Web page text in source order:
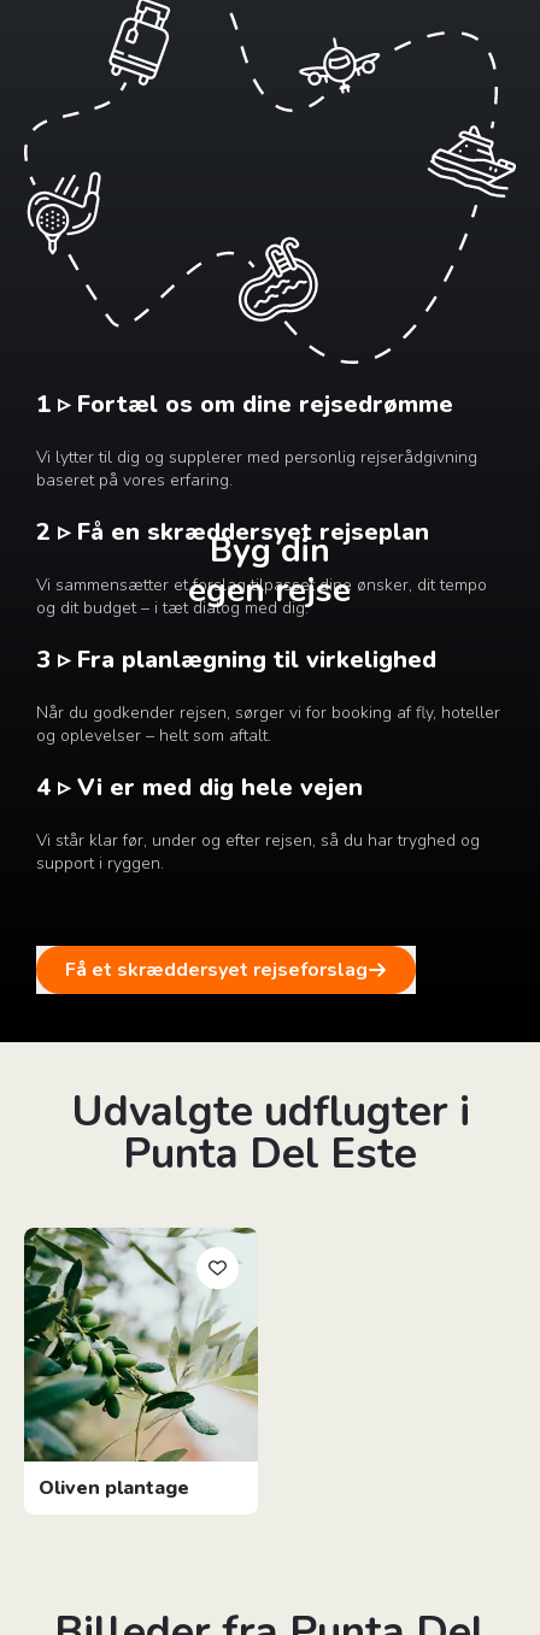
Byg din
egen rejse
1 ▹ Fortæl os om dine rejsedrømme
Vi lytter til dig og supplerer med personlig rejserådgivning
baseret på vores erfaring.
2 ▹ Få en skræddersyet rejseplan
Vi sammensætter et forslag tilpasset dine ønsker, dit tempo
og dit budget – i tæt dialog med dig.
3 ▹ Fra planlægning til virkelighed
Når du godkender rejsen, sørger vi for booking af fly, hoteller
og oplevelser – helt som aftalt.
4 ▹ Vi er med dig hele vejen
Vi står klar før, under og efter rejsen, så du har tryghed og
support i ryggen.
Få et skræddersyet rejseforslag
Udvalgte udflugter i
Punta Del Este
Oliven plantage